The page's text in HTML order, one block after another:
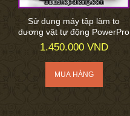
Sử dụng máy tập làm to
dương vật tự động PowerPro
1.450.000 VND